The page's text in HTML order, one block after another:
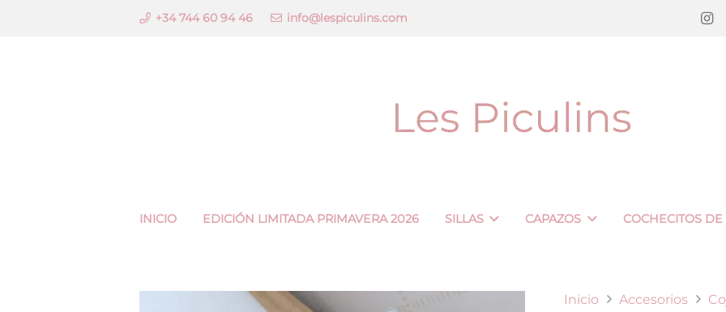
+34 744 60 94 46 info@lespiculins.com
INICIO EDICIÓN LIMITADA PRIMAVERA 2026 SILLAS CAPAZOS COCHECITOS
Inicio Accesorios